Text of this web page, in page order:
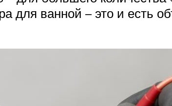
для ванной – это и есть